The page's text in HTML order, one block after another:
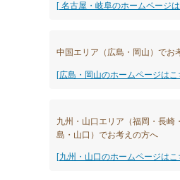
[ 名古屋・岐阜のホームページ
中国エリア（広島・岡山）でお
[広島・岡山のホームページはこ
九州・山口エリア（福岡・長崎
島・山口）でお考えの方へ
[九州・山口のホームページはこ